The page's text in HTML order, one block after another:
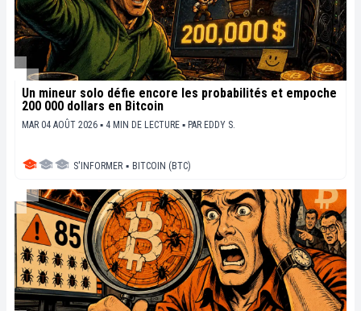
Un mineur solo défie encore les probabilités et empoche
200 000 dollars en Bitcoin
MAR 04 AOÛT 2026 ▪ 4 MIN DE LECTURE ▪ PAR EDDY S.
S'INFORMER ▪ BITCOIN (BTC)